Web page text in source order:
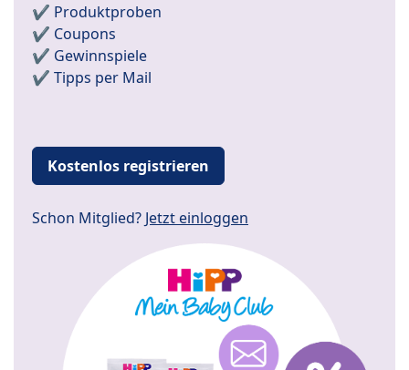
✔️ Produktproben
✔️ Coupons
✔️ Gewinnspiele
✔️ Tipps per Mail
Kostenlos registrieren
Schon Mitglied? Jetzt einloggen